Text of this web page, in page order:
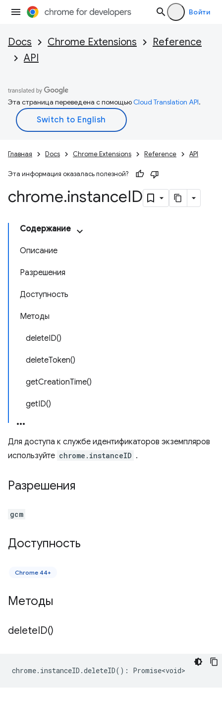
Войти
Docs Chrome Extensions
Reference
API
Эта страница переведена с помощьюCloud Translation API.
Главная Docs Chrome Extensions Reference API
Эта информация оказалась полезной?
chrome.instanceID
Содержание
Описание
Разрешения
Доступность
Методы
deleteID()
deleteToken()
getCreationTime()
getID()
Для доступа к службе идентификаторов экземпляров
используйте chrome.instanceID .
Разрешения
gcm
Доступность
Chrome 44+
Методы
deleteID()
chrome. instanceID .deleteID() : Promise<void>